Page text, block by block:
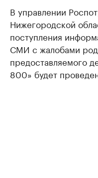
В управлении
Нижегородской
поступления
СМИ с жалобами
предоставляемого
800» будет